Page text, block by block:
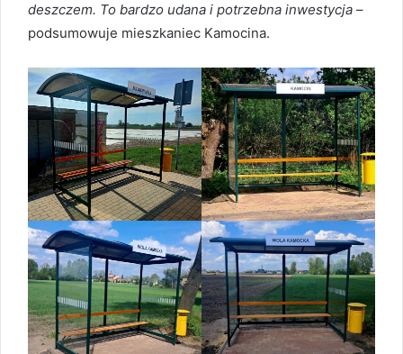
deszczem. To bardzo udana i potrzebna inwestycja –
podsumowuje mieszkaniec Kamocina.